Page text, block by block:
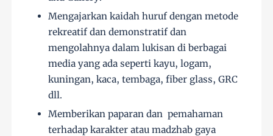
Mengajarkan kaidah huruf dengan metode
rekreatif dan demonstratif dan
mengolahnya dalam lukisan di berbagai
media yang ada seperti kayu, logam,
kuningan, kaca, tembaga, fiber glass, GRC
dll.
Memberikan paparan dan pemahaman
terhadap karakter atau madzhab gaya